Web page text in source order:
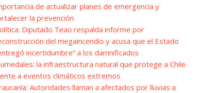
de actualizar planes de emergencia y
la prevención
Diputado Teao respalda informe por
del megaincendio y acusa que el Estado
incertidumbre” a los damnificados
la infraestructura natural que protege a Chile
a eventos climáticos extremos
Autoridades llaman a afectados por lluvias a